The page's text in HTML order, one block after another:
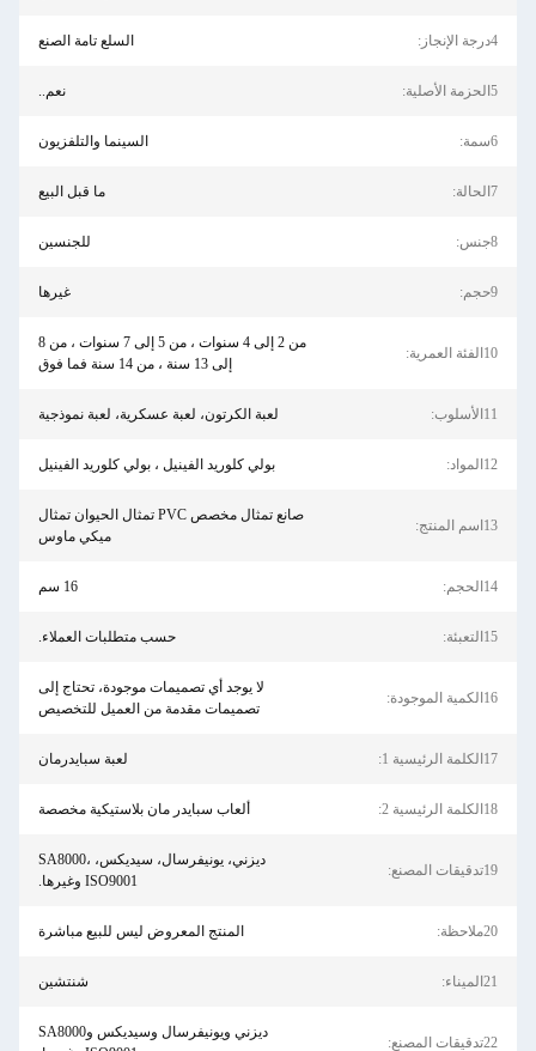
4درجة الإنجاز: السلع تامة الصنع
5الحزمة الأصلية: نعم..
6سمة: السينما والتلفزيون
7الحالة: ما قبل البيع
8جنس: للجنسين
9حجم: غيرها
10الفئة العمرية:
من 2 إلى 4 سنوات ، من 5 إلى 7 سنوات ، من 8
إلى 13 سنة ، من 14 سنة فما فوق
11الأسلوب: لعبة الكرتون، لعبة عسكرية، لعبة نموذجية
12المواد: بولي كلوريد الفينيل ، بولي كلوريد الفينيل
13اسم المنتج:
صانع تمثال مخصص PVC تمثال الحيوان تمثال
ميكي ماوس
14الحجم: 16 سم
15التعبئة: حسب متطلبات العملاء.
16الكمية الموجودة:
لا يوجد أي تصميمات موجودة، تحتاج إلى
تصميمات مقدمة من العميل للتخصيص
17الكلمة الرئيسية 1: لعبة سبايدرمان
18الكلمة الرئيسية 2: ألعاب سبايدر مان بلاستيكية مخصصة
19تدقيقات المصنع:
ديزني، يونيفرسال، سيديكس، SA8000،
ISO9001 وغيرها.
20ملاحظة: المنتج المعروض ليس للبيع مباشرة
21الميناء: شنتشين
22تدقيقات المصنع:
ديزني ويونيفرسال وسيديكس وSA8000